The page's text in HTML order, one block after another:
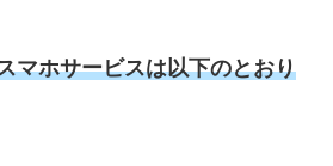
マホサービスは以下のとおり